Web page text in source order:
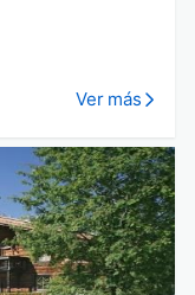
Ver más